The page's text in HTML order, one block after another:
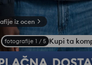
iz ocen
fotografije 1 / 5 Kupi ta